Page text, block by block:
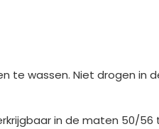
te wassen. Niet drogen in
in de maten 50/